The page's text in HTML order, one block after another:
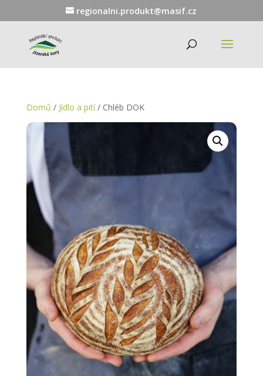
regionalni.produkt@masif.cz
Domů / Jídlo a pití/ Chléb DOK